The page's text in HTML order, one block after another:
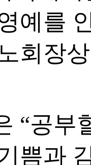
예를
회장
“공부
쁨과